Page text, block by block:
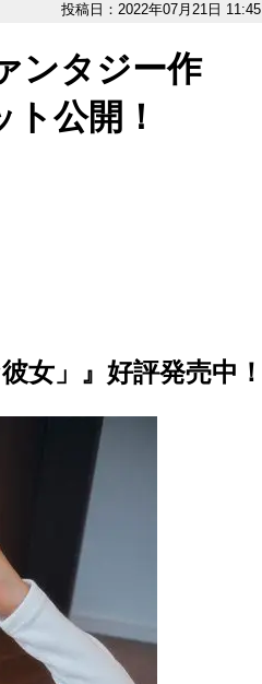
投稿日：2022年07月21日 11:45
ンタジー作
公開！
女」』好評発売中！